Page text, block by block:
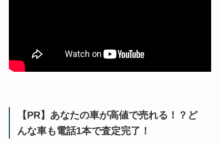
【PR】あなたの車が高値で売れる！？ど
んな車も電話1本で査定完了！